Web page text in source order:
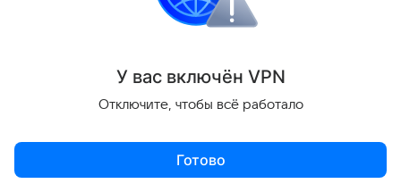
Соцсети
папой, так и с мужем.
У вас включён VPN
Отключите, чтобы всё работало
Готово